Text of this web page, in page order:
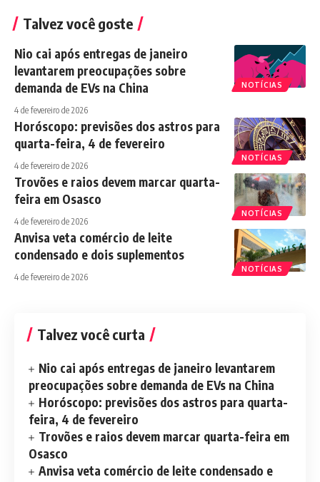
Talvez você goste
NOTÍCIAS
Nio cai após entregas de janeiro
levantarem preocupações sobre
demanda de EVs na China
4 de fevereiro de 2026
NOTÍCIAS
Horóscopo: previsões dos astros para
quarta-feira, 4 de fevereiro
4 de fevereiro de 2026
NOTÍCIAS
Trovões e raios devem marcar quarta-
feira em Osasco
4 de fevereiro de 2026
NOTÍCIAS
Anvisa veta comércio de leite
condensado e dois suplementos
4 de fevereiro de 2026
Talvez você curta
Nio cai após entregas de janeiro levantarem
preocupações sobre demanda de EVs na China
Horóscopo: previsões dos astros para quarta-
feira, 4 de fevereiro
Trovões e raios devem marcar quarta-feira em
Osasco
Anvisa veta comércio de leite condensado e